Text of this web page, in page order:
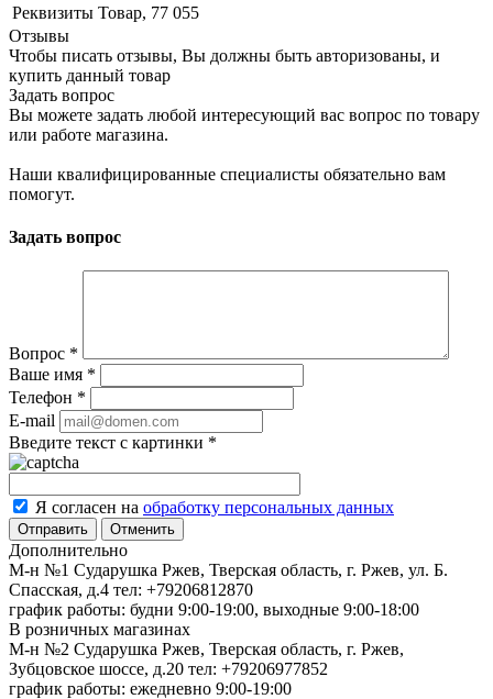
Реквизиты Товар, 77 055
Отзывы
Чтобы писать отзывы, Вы должны быть авторизованы, и
купить данный товар
Задать вопрос
Вы можете задать любой интересующий вас вопрос по товару
или работе магазина.
Наши квалифицированные специалисты обязательно вам
помогут.
Задать вопрос
Вопрос *
Ваше имя *
Телефон *
E-mail
Введите текст с картинки *
Я согласен на обработку персональных данных
Отменить
Дополнительно
М-н №1 Сударушка Ржев, Тверская область, г. Ржев, ул. Б.
Спасская, д.4 тел: +79206812870
график работы: будни 9:00-19:00, выходные 9:00-18:00
В розничных магазинах
М-н №2 Cударушка Ржев, Тверская область, г. Ржев,
Зубцовское шоссе, д.20 тел: +79206977852
график работы: ежедневно 9:00-19:00